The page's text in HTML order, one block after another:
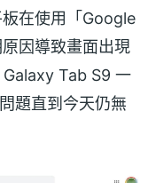
在使用「Google
因導致畫面出現
Tab S9 一
題直到今天仍無